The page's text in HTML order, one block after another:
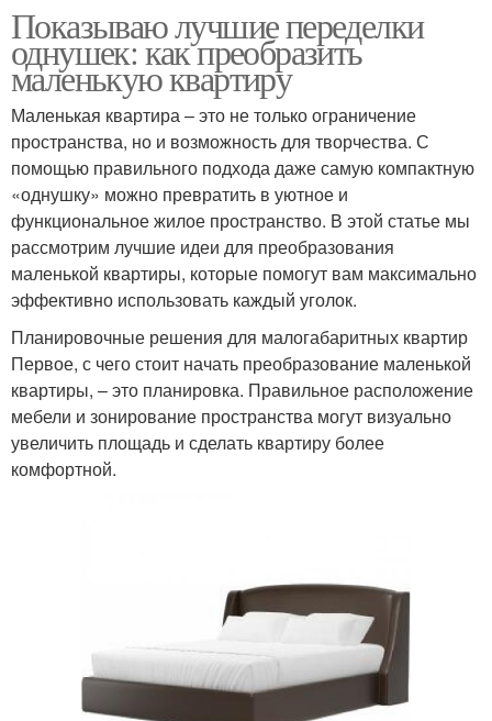
Показываю лучшие переделки
однушек: как преобразить
маленькую квартиру
Маленькая квартира – это не только ограничение
пространства, но и возможность для творчества. С
помощью правильного подхода даже самую компактную
«однушку» можно превратить в уютное и
функциональное жилое пространство. В этой статье мы
рассмотрим лучшие идеи для преобразования
маленькой квартиры, которые помогут вам максимально
эффективно использовать каждый уголок.
Планировочные решения для малогабаритных квартир
Первое, с чего стоит начать преобразование маленькой
квартиры, – это планировка. Правильное расположение
мебели и зонирование пространства могут визуально
увеличить площадь и сделать квартиру более
комфортной.